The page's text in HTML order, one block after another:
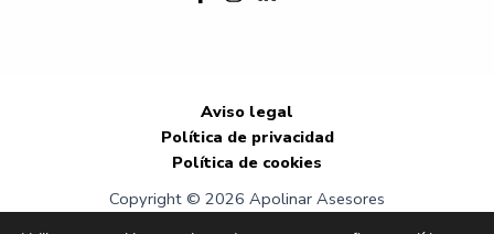
Aviso legal
Política de privacidad
Política de cookies
Copyright © 2026 Apolinar Asesores